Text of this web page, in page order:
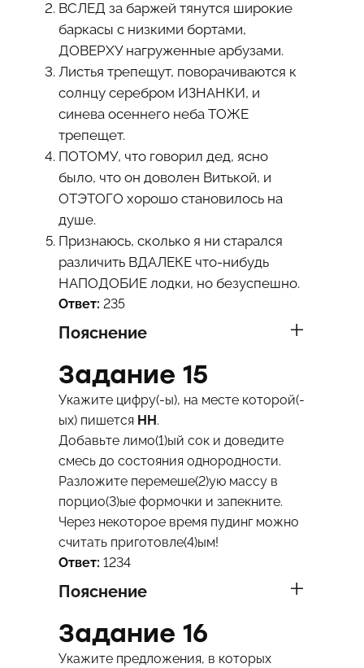
ВСЛЕД за баржей тянутся широкие
баркасы с низкими бортами,
ДОВЕРХУ нагруженные арбузами.
Листья трепещут, поворачиваются к
солнцу серебром ИЗНАНКИ, и
синева осеннего неба ТОЖЕ
трепещет.
ПОТОМУ, что говорил дед, ясно
было, что он доволен Витькой, и
ОТЭТОГО хорошо становилось на
душе.
Признаюсь, сколько я ни старался
различить ВДАЛЕКЕ что-нибудь
НАПОДОБИЕ лодки, но безуспешно.
Ответ: 235
Пояснение
Задание 15
Укажите цифру(-ы), на месте которой(-
ых) пишется НН .
Добавьте лимо(1)ый сок и доведите
смесь до состояния однородности.
Разложите перемеше(2)ую массу в
порцио(3)ые формочки и запекните.
Через некоторое время пудинг можно
считать приготовле(4)ым!
Ответ: 1234
Пояснение
Задание 16
Укажите предложения, в которых